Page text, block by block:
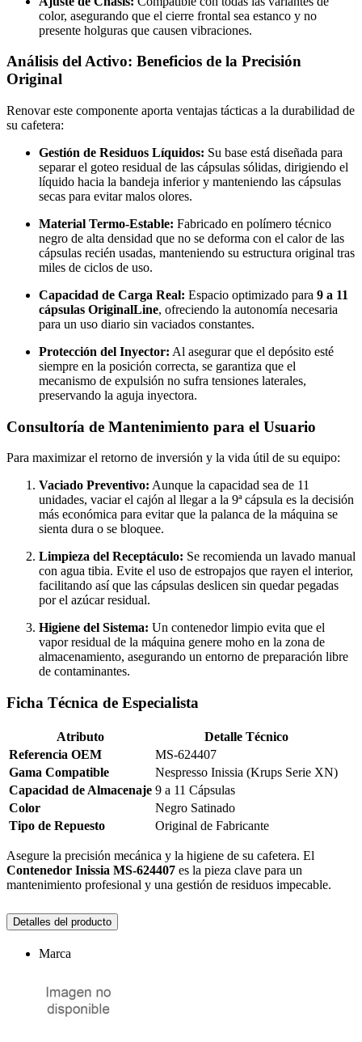
color, asegurando que el cierre frontal sea estanco y no
presente holguras que causen vibraciones.
Análisis del Activo: Beneficios de la Precisión
Original
Renovar este componente aporta ventajas tácticas a la durabilidad de
su cafetera:
Gestión de Residuos Líquidos: Su base está diseñada para
separar el goteo residual de las cápsulas sólidas, dirigiendo el
líquido hacia la bandeja inferior y manteniendo las cápsulas
secas para evitar malos olores.
Material Termo-Estable: Fabricado en polímero técnico
negro de alta densidad que no se deforma con el calor de las
cápsulas recién usadas, manteniendo su estructura original tras
miles de ciclos de uso.
Capacidad de Carga Real: Espacio optimizado para 9 a 11
cápsulas OriginalLine, ofreciendo la autonomía necesaria
para un uso diario sin vaciados constantes.
Protección del Inyector: Al asegurar que el depósito esté
siempre en la posición correcta, se garantiza que el
mecanismo de expulsión no sufra tensiones laterales,
preservando la aguja inyectora.
Consultoría de Mantenimiento para el Usuario
Para maximizar el retorno de inversión y la vida útil de su equipo:
Vaciado Preventivo: Aunque la capacidad sea de 11
unidades, vaciar el cajón al llegar a la 9ª cápsula es la decisión
más económica para evitar que la palanca de la máquina se
sienta dura o se bloquee.
Limpieza del Receptáculo: Se recomienda un lavado manual
con agua tibia. Evite el uso de estropajos que rayen el interior,
facilitando así que las cápsulas deslicen sin quedar pegadas
por el azúcar residual.
Higiene del Sistema: Un contenedor limpio evita que el
vapor residual de la máquina genere moho en la zona de
almacenamiento, asegurando un entorno de preparación libre
de contaminantes.
Ficha Técnica de Especialista
Atributo
Detalle Técnico
Referencia OEM
MS-624407
Gama Compatible
Nespresso Inissia (Krups Serie XN)
Capacidad de Almacenaje 9 a 11 Cápsulas
Color
Negro Satinado
Tipo de Repuesto
Original de Fabricante
Asegure la precisión mecánica y la higiene de su cafetera. El
Contenedor Inissia MS-624407 es la pieza clave para un
mantenimiento profesional y una gestión de residuos impecable.
Detalles del producto
Marca